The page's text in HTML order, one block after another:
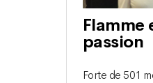
Flamme
passion
Forte de 501